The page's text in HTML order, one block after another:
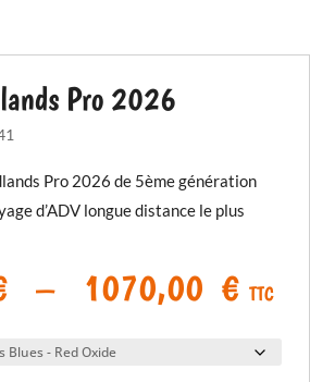
Pro 2026
Pro 2026 de 5ème génération
d’ADV longue distance le plus
– 1070,00 € Plage
de
prix
TTC